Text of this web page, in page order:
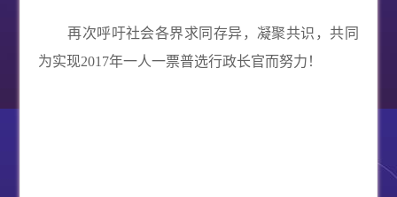
再次呼吁社会各界求同存异，凝聚共识，共同
为实现2017年一人一票普选行政长官而努力！